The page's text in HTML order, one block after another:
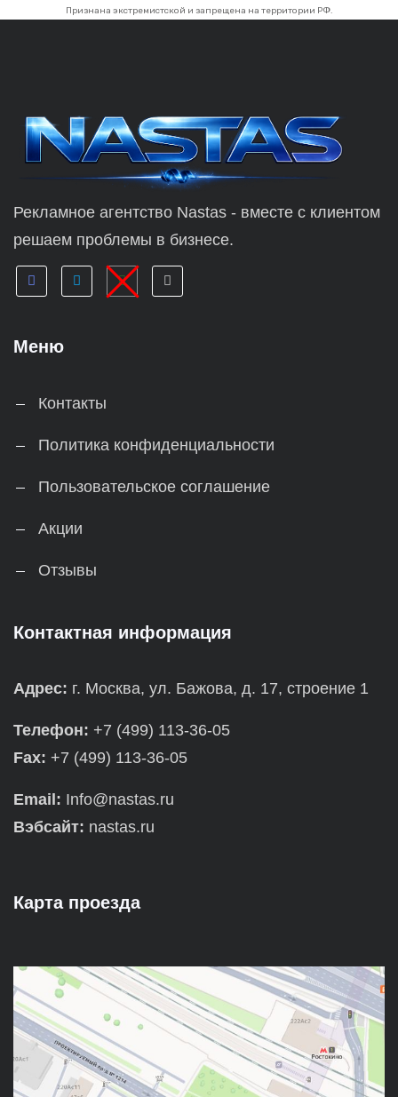
Признана экстремистской и запрещена на территории РФ.
Рекламное агентство Nastas - вместе с клиентом
решаем проблемы в бизнесе.
Меню
Контакты
Политика конфиденциальности
Пользовательское соглашение
Акции
Отзывы
Контактная информация
Адрес: г. Москва, ул. Бажова, д. 17, строение 1
Телефон: +7 (499) 113-36-05
Fax: +7 (499) 113-36-05
Email: Info@nastas.ru
Вэбсайт: nastas.ru
Карта проезда